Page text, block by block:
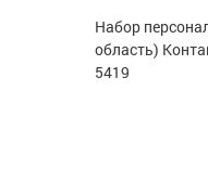
Набор
область)
5419